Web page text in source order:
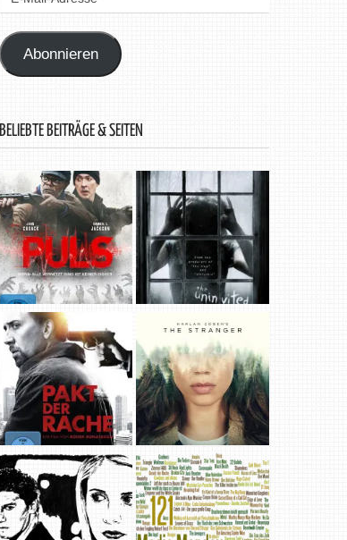
Abonnieren
BELIEBTE BEITRÄGE & SEITEN